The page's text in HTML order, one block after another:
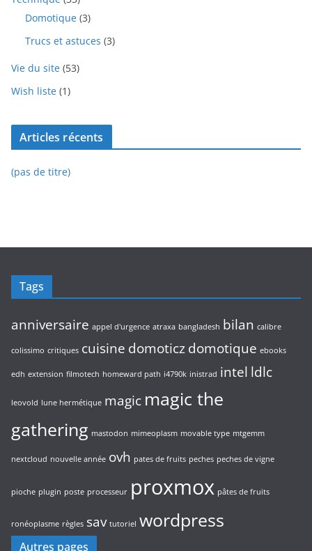
Domotique (3)
Trucs et astuces (3)
Vie du site (53)
Wish liste (1)
Articles récents
(pas de titre)
Tags
anniversaire appel d'urgence atraxa bangladesh bilan calibre
colissimo critiques cuisine domoticzdomotique ebooks
edh extension filmotech homeward path i4790k inistrad intel ldlc
leovold lune hermétique magic magic the
gathering mastodon mimeoplasm movable type mtgemm
nextcloud nouvelle année ovh pates de fruits peches peches de vigne
pioche plugin poste processeur proxmox pâtes de fruits
ronéoplasme règles sav tutoriel wordpress
Autres pages